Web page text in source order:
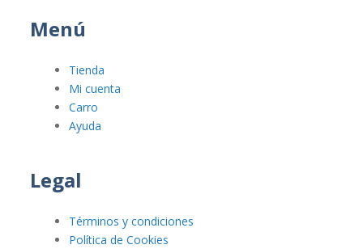
Menú
Tienda
Mi cuenta
Carro
Ayuda
Legal
Términos y condiciones
Política de Cookies